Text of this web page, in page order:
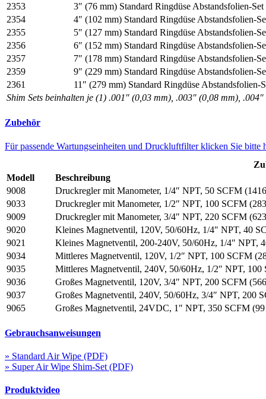
2353
3″ (76 mm) Standard Ringdüse Abstandsfolien-Set
2354
4″ (102 mm) Standard Ringdüse Abstandsfolien-
2355
5″ (127 mm) Standard Ringdüse Abstandsfolien-
2356
6″ (152 mm) Standard Ringdüse Abstandsfolien-
2357
7″ (178 mm) Standard Ringdüse Abstandsfolien-
2359
9″ (229 mm) Standard Ringdüse Abstandsfolien-
2361
11″ (279 mm) Standard Ringdüse Abstandsfolien-
Shim Sets beinhalten je (1) .001″ (0,03 mm), .003″ (0,08 mm),
Zubehör
Für passende Wartungseinheiten und Druckluftfilter klicken Sie bitte
Modell
Beschreibung
9008
Druckregler mit Manometer, 1/4″ NPT, 50 SCFM
9033
Druckregler mit Manometer, 1/2″ NPT, 100 SCFM
9009
Druckregler mit Manometer, 3/4″ NPT, 220 SCFM
9020
Kleines Magnetventil, 120V, 50/60Hz, 1/4″ NPT, 40
9021
Kleines Magnetventil, 200-240V, 50/60Hz, 1/4″ NPT,
9034
Mittleres Magnetventil, 120V, 1/2″ NPT, 100 SCFM
9035
Mittleres Magnetventil, 240V, 50/60Hz, 1/2″ NPT,
9036
Großes Magnetventil, 120V, 3/4″ NPT, 200 SCFM
9037
Großes Magnetventil, 240V, 50/60Hz, 3/4″ NPT, 200
9065
Großes Magnetventil, 24VDC, 1″ NPT, 350 SCFM
Gebrauchsanweisungen
» Standard Air Wipe (PDF)
» Super Air Wipe Shim-Set (PDF)
Produktvideo